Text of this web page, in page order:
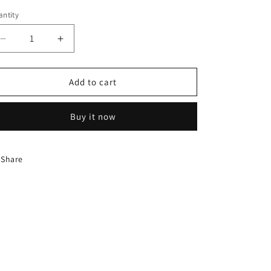
Decrease
quantity
for
DE
Increase
quantity
for
CAMISETA
DE
GAP
Add to cart
Buy it now
Share